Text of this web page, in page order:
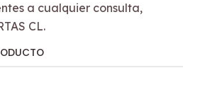
a cualquier consulta,
CL.